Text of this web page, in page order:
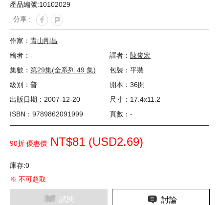
產品編號:10102029
分享 :
作家： 青山剛昌
繪者：-
譯者： 陳俊宏
集數： 第29集(全系列 49 集)
包裝：平裝
級別：普
開本：36開
出版日期：2007-12-20
尺寸：17.4x11.2
ISBN：9789862091999
頁數：-
90折 優惠價 NT$81 (USD2.69)
庫存:0
※ 不可超取
試閱 討論